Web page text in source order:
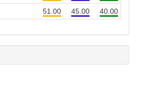
51.00 45.00 40.00